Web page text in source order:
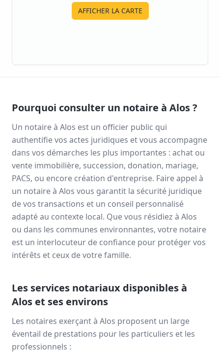
AFFICHER LA CARTE
Pourquoi consulter un notaire à Alos?
Un notaire à Alos est un officier public qui
authentifie vos actes juridiques et vous accompagne
dans vos démarches les plus importantes : achat ou
vente immobilière, succession, donation, mariage,
PACS, ou encore création d'entreprise. Faire appel à
un notaire à Alos vous garantit la sécurité juridique
de vos transactions et un conseil personnalisé
adapté au contexte local. Que vous résidiez à Alos
ou dans les communes environnantes, votre notaire
est un interlocuteur de confiance pour protéger vos
intérêts et ceux de votre famille.
Les services notariaux disponibles à
Alos et ses environs
Les notaires exerçant à Alos proposent un large
éventail de prestations pour les particuliers et les
professionnels :